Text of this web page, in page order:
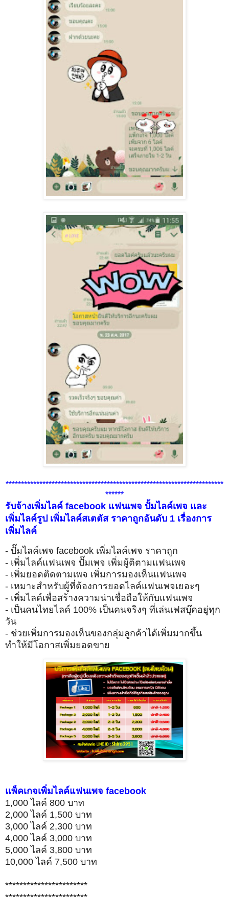
***********************************************************************
******
รับจ้างเพิ่มไลค์ facebook แฟนเพจ ปั้มไลค์เพจ และ
เพิ่มไลค์รูป เพิ่มไลค์สเตตัส ราคาถูกอันดับ 1 เรื่องการ
เพิ่มไลค์
- ปั๊มไลค์เพจ facebook เพิ่มไลค์เพจ ราคาถูก
- เพิ่มไลค์แฟนเพจ ปั๊มเพจ เพิ่มผู้ติตามแฟนเพจ
- เพิ่มยอดติดตามเพจ เพิ่มการมองเห็นแฟนเพจ
- เหมาะสำหรับผู้ที่ต้องการยอดไลค์แฟนเพจเยอะๆ
- เพิ่มไลค์เพื่อสร้างความน่าเชื่อถือให้กับแฟนเพจ
- เป็นคนไทยไลค์ 100% เป็นคนจริงๆ ที่เล่นเฟสบุ๊คอยู่ทุก
วัน
- ช่วยเพิ่มการมองเห็นของกลุ่มลูกค้าได้เพิ่มมากขึ้น
ทำให้มีโอกาสเพิ่มยอดขาย
แพ็คเกจเพิ่มไลค์แฟนเพจ facebook
1,000 ไลค์ 800 บาท
2,000 ไลค์ 1,500 บาท
3,000 ไลค์ 2,300 บาท
4,000 ไลค์ 3,000 บาท
5,000 ไลค์ 3,800 บาท
10,000 ไลค์ 7,500 บาท
***********************
***********************